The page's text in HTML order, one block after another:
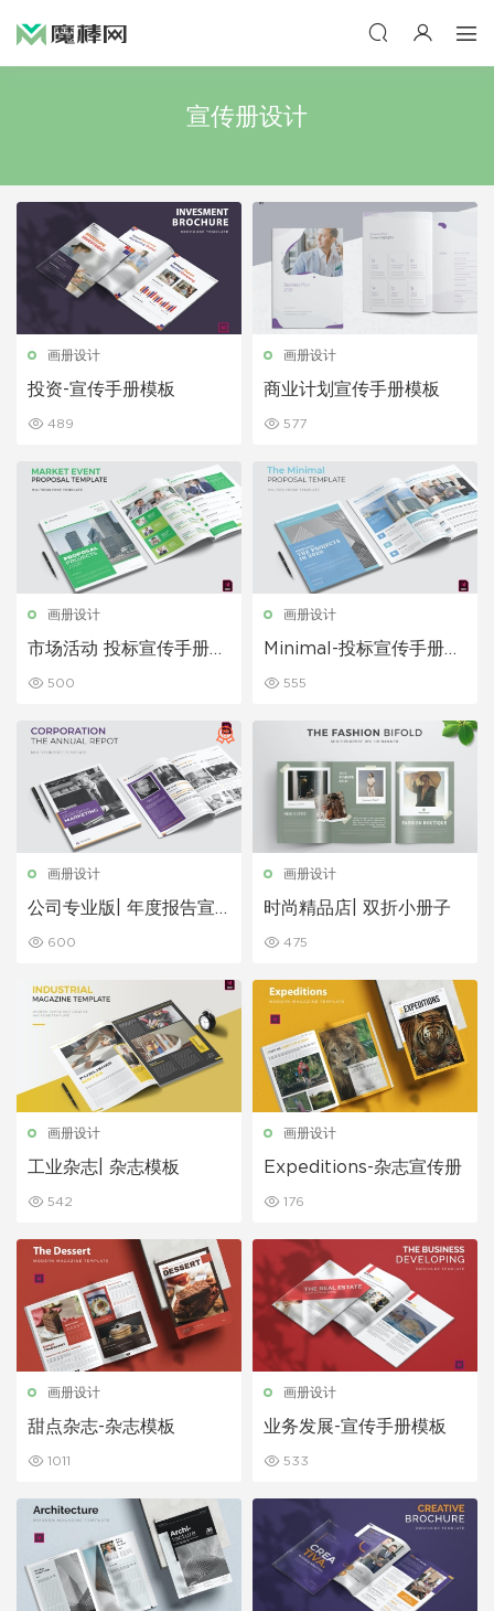
宣传册设计
画册设计
投资-宣传手册模板
489
画册设计
商业计划宣传手册模板
577
画册设计
市场活动 投标宣传手册模
500
画册设计
Minimal-投标宣传手册模
555
画册设计
公司专业版| 年度报告宣
600
画册设计
时尚精品店| 双折小册子
475
画册设计
工业杂志| 杂志模板
542
画册设计
Expeditions-杂志宣传册
176
画册设计
甜点杂志-杂志模板
1011
画册设计
业务发展-宣传手册模板
533